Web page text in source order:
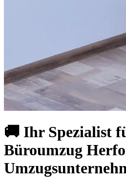
🚚 Ihr Spezialist
Büroumzug